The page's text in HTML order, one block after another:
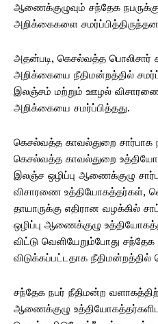
ஆணைக்குழுவும் சந்தேக
அறிக்கைகளை
அதன்படி, கெசல்வத்த பொலிசார்
அறிக்கையை நீதிமன்றத்தில்
இலஞ்சம் மற்றும் ஊழல்
அறிக்கையை சமர்ப்பித்தது.
கெசல்வத்த காவல்துறை
கெசல்வத்த காவல்துறை
இலஞ்ச ஒழிப்பு ஆணைக்குழு
விசாரணை உத்தியோகத்தர்கள்,
தாயாருக்கு எதிரான வழக்கில்
ஒழிப்பு ஆணைக்குழு
விட்டு வெளியேறும்போது
விடுக்கப்பட்டதாக நீதிமன்றத்தில்
சந்தேக நபர் நீதிமன்ற
ஆணைக்குழு